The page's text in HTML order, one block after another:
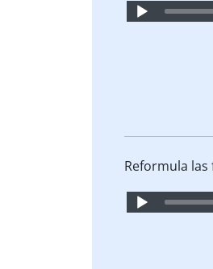
Audio
Reformula
Audio